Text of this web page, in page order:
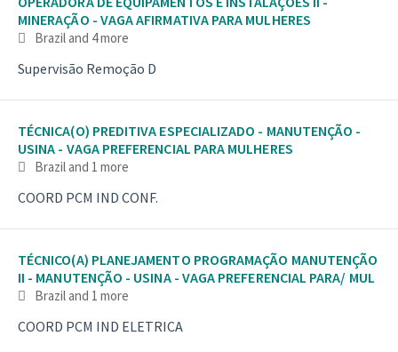
MINERAÇÃO - VAGA AFIRMATIVA PARA MULHERES
Braziland 4 more
Supervisão Remoção D
TÉCNICA(O) PREDITIVA ESPECIALIZADO - MANUTENÇÃO -
USINA - VAGA PREFERENCIAL PARA MULHERES
Braziland 1 more
COORD PCM IND CONF.
TÉCNICO(A) PLANEJAMENTO PROGRAMAÇÃO MANUTENÇÃO
II - MANUTENÇÃO - USINA - VAGA PREFERENCIAL PARA/ MUL
Braziland 1 more
COORD PCM IND ELETRICA